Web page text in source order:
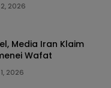
2026
Media Iran Klaim
Wafat
2026